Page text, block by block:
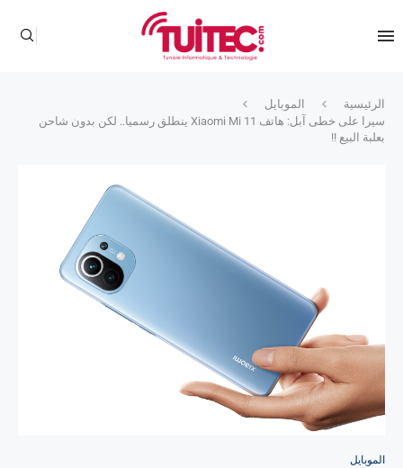
الرئيسية
الموبايل
سيرا على خطى آبل: هاتف Xiaomi Mi 11 ينطلق رسميا.. لكن بدون شاحن
بعلبة البيع !!
الموبايل